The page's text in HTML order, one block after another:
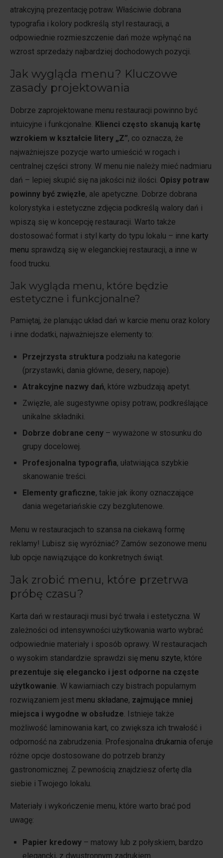
atrakcyjną prezentację potraw. Właściwie dobrana
typografia i kolory podkreślą styl restauracji, a
odpowiednie rozmieszczenie dań może wpłynąć na
wzrost sprzedaży najbardziej dochodowych pozycji.
Jak wygląda menu? Kluczowe
zasady projektowania
Dobrze zaprojektowane menu restauracji powinno być
intuicyjne i funkcjonalne. Klienci często skanują kartę
wzrokiem w kształcie litery „Z”, co oznacza, że
najważniejsze pozycje warto umieścić w rogach i
centralnej części strony. W menu nie należy mieć nadmiaru
dań – lepiej skupić się na jakości niż ilości. Opisy potraw
powinny być zwięzłe, ale apetyczne. Dobrze dobrana
kolorystyka i estetyczne zdjęcia podkreślą walory dań i
wpiszą się w koncepcję restauracji. Warto także
dostosować format i styl karty do typu lokalu – inne karty
menu sprawdzą się w eleganckiej restauracji, a inne w
food trucku.
Jak wygląda menu, które będzie
estetyczne i funkcjonalne?
Pamiętaj, że planując układ dań w karcie menu oraz kolory
i inne dodatki, najważniejsze elementy to:
Przejrzysta struktura podziału na kategorie
(przystawki, dania główne, desery, napoje).
Atrakcyjne nazwy dań, które wzbudzają apetyt.
Zwięzłe, ale sugestywne opisy potraw, podkreślające
unikalne składniki.
Dobrze dobrane ceny – wyważone w stosunku do
grupy docelowej.
Profesjonalna typografia, ułatwiająca szybkie
skanowanie treści.
Elementy graficzne, takie jak ikony oznaczające
dania wegetariańskie czy bezglutenowe.
Menu w restauracjach to szansa na ciekawą formę
reklamy! Lubisz się wyróżniać? Zamów sezonowe menu
lub opcje nawiązujące do konkretnych świąt.
Jak zrobić menu, które przetrwa
próbę czasu?
Karta dań w restauracji musi być trwała i estetyczna. W
zależności od intensywności użytkowania warto wybrać
odpowiednie materiały i sposób oprawy. W restauracjach
o wysokim standardzie sprawdzi się menu szyte, które
prezentuje się elegancko i jest odporne na częste
użytkowanie . W kawiarniach czy bistrach popularnym
rozwiązaniem jest menu składane, zajmujące mniej
miejsca i wygodne w obsłudze . Istnieje także
możliwość laminowania kart, co zwiększa ich trwałość i
odporność na zabrudzenia. Profesjonalna drukarnia oferuje
różne opcje dostosowane do potrzeb branży
gastronomicznej. Z pewnością znajdziesz ofertę dla
siebie i Twojego lokalu.
Materiały i wykończenie menu, które warto brać pod
uwagę:
Papier kredowy – matowy lub z połyskiem, bardzo
elegancki, z dwustronnym zadrukiem.